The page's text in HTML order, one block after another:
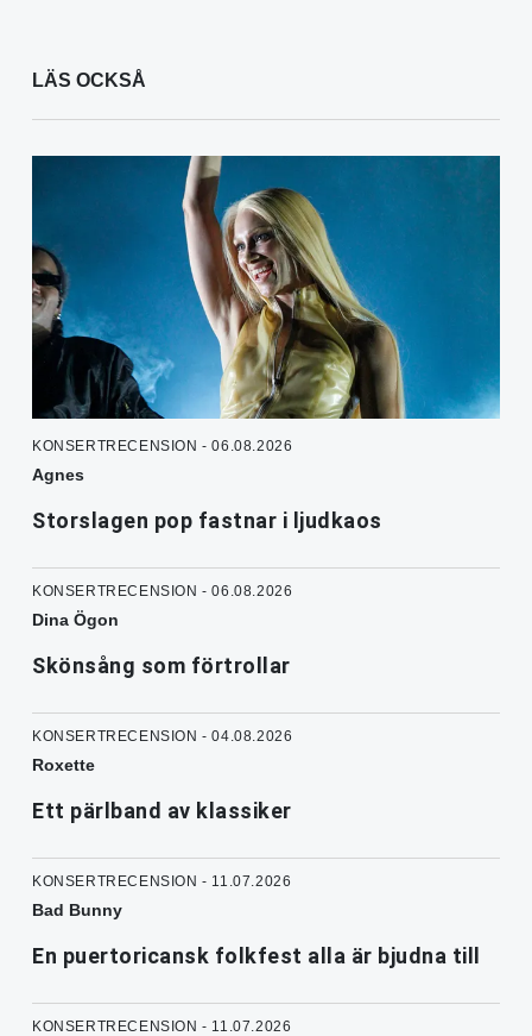
LÄS OCKSÅ
KONSERTRECENSION - 06.08.2026
Agnes
Storslagen pop fastnar i ljudkaos
KONSERTRECENSION - 06.08.2026
Dina Ögon
Skönsång som förtrollar
KONSERTRECENSION - 04.08.2026
Roxette
Ett pärlband av klassiker
KONSERTRECENSION - 11.07.2026
Bad Bunny
En puertoricansk folkfest alla är bjudna till
KONSERTRECENSION - 11.07.2026